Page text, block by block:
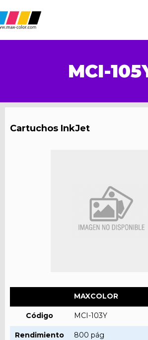
MCI-
Cartuchos InkJet
MAXCOLOR
Código MCI-103Y
Rendimiento 800 pág